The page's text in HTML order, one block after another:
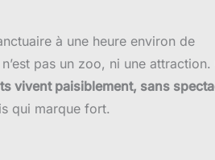
à une heure environ de
pas un zoo, ni une attraction.
vivent paisiblement, sans
qui marque fort.